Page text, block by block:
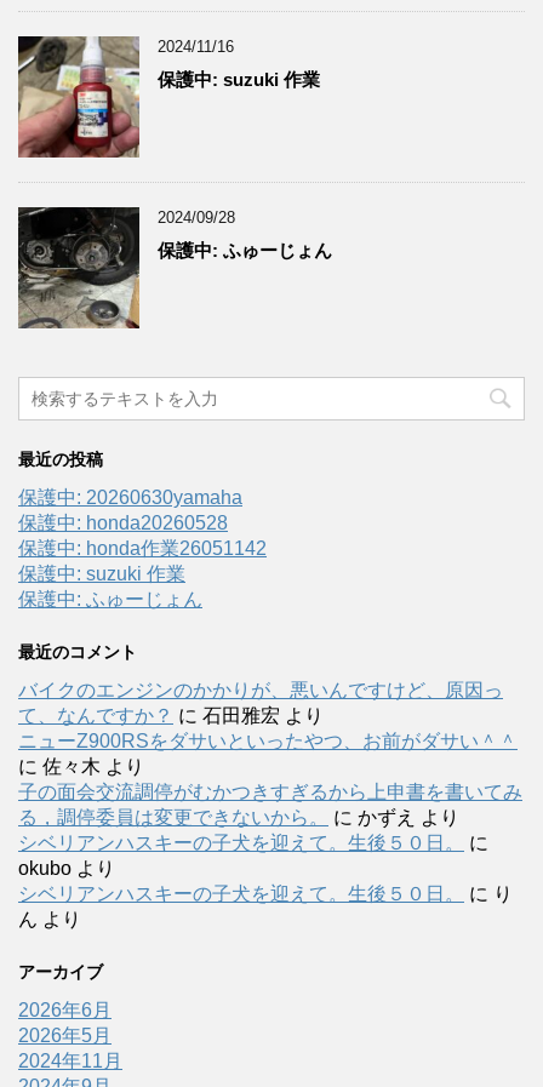
2024/11/16
保護中: suzuki 作業
2024/09/28
保護中: ふゅーじょん
最近の投稿
保護中: 20260630yamaha
保護中: honda20260528
保護中: honda作業26051142
保護中: suzuki 作業
保護中: ふゅーじょん
最近のコメント
バイクのエンジンのかかりが、悪いんですけど、原因っ
て、なんですか？ に 石田雅宏 より
ニューZ900RSをダサいといったやつ、お前がダサい＾＾
に 佐々木 より
子の面会交流調停がむかつきすぎるから上申書を書いてみ
る，調停委員は変更できないから。
に かずえ
より
シベリアンハスキーの子犬を迎えて。生後５０日。
に
okubo より
シベリアンハスキーの子犬を迎えて。生後５０日。
に り
ん より
アーカイブ
2026年6月
2026年5月
2024年11月